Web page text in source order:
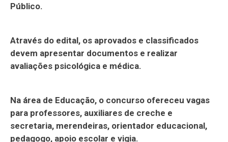
Público.
Através do edital, os aprovados e classificados
devem apresentar documentos e realizar
avaliações psicológica e médica.
Na área de Educação, o concurso ofereceu vagas
para professores, auxiliares de creche e
secretaria, merendeiras, orientador educacional,
pedagogo, apoio escolar e vigia.